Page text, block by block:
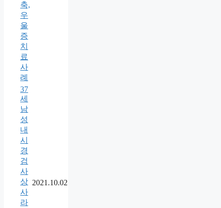
축,
우
울
증
치
료
사
례
37
세
남
성
내
시
경
검
사
상
사
라
2021.10.02